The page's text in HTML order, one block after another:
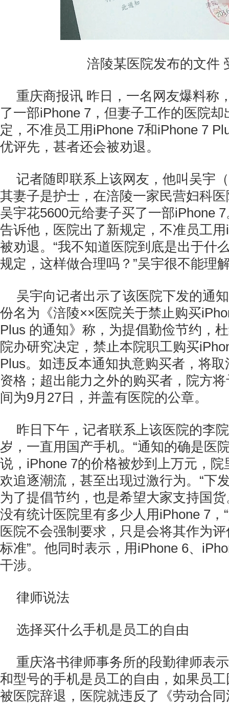
涪陵某医院发布的文件
重庆商报讯 昨日，一名网友爆料称
了一部iPhone 7，但妻子工作的医院
定，不准员工用iPhone 7和iPhone 7
优评先，甚者还会被劝退。
记者随即联系上该网友，他叫吴宇
其妻子是护士，在涪陵一家民营妇科
吴宇花5600元给妻子买了一部iPhone
告诉他，医院出了新规定，不准员工
被劝退。“我不知道医院到底是出于什
规定，这样做合理吗？”吴宇很不能理
吴宇向记者出示了该医院下发的通
份名为《涪陵××医院关于禁止购买
Plus 的通知》称，为提倡勤俭节约，
院办研究决定，禁止本院职工购买
Plus。如违反本通知执意购买者，将
资格；超出能力之外的购买者，院方
间为9月27日，并盖有医院的公章。
昨日下午，记者联系上该医院的李
岁，一直用国产手机。“通知的确是医
说，iPhone 7的价格被炒到上万元，
欢追逐潮流，甚至出现过激行为。“下
为了提倡节约，也是希望大家支持国
没有统计医院里有多少人用iPhone 7，
医院不会强制要求，只是会将其作为
标准”。他同时表示，用iPhone 6、
干涉。
律师说法
选择买什么手机是员工的自由
重庆洛书律师事务所的段勤律师表
和型号的手机是员工的自由，如果员
被医院辞退，医院就违反了《劳动合